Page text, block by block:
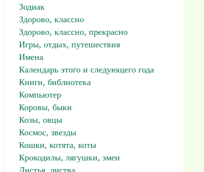
Зодиак
Здорово, классно
Здорово, классно, прекрасно
Игры, отдых, путешествия
Имена
Календарь этого и следующего года
Книги, библиотека
Компьютер
Коровы, быки
Козы, овцы
Космос, звезды
Кошки, котята, коты
Крокодилы, лягушки, змеи